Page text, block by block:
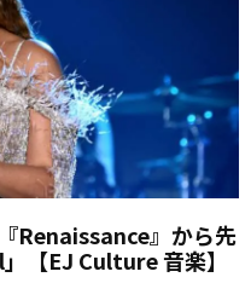
Renaissance』から先
【EJ Culture 音楽】